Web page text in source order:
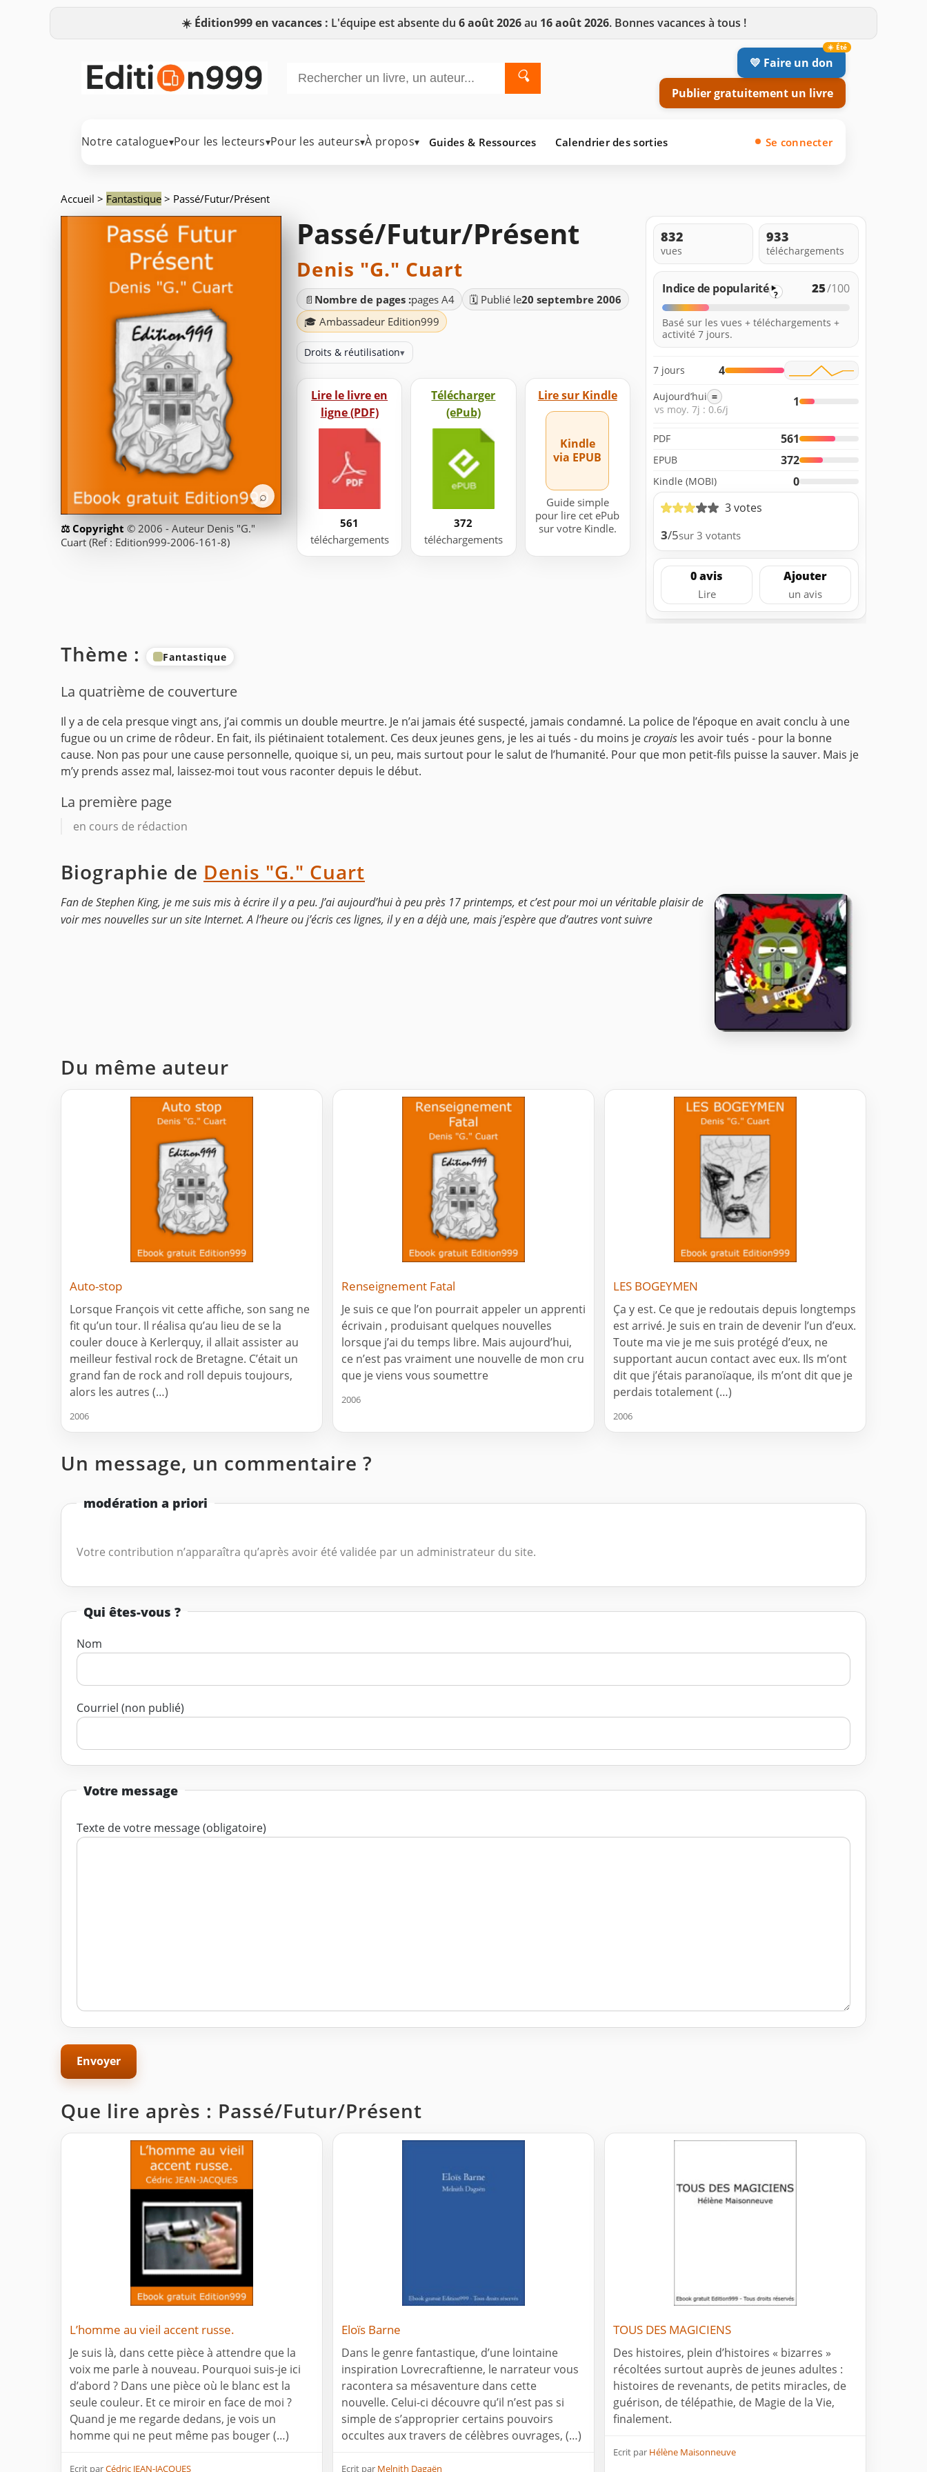
☀️ Édition999 en vacances : L'équipe est absente du 6 août 2026au 16 août 2026. Bonnes vacances à tous !
🔍
💛 Faire un don
Publier gratuitement un livre
Notre catalogue▾Pour les lecteurs▾Pour les auteurs▾À propos▾ Guides & Ressources Calendrier des sorties Se connecter
Accueil > Fantastique > Passé/Futur/Présent
⌕
© 2006 - Auteur Denis "G."
Cuart (Ref : Edition999-2006-161-8)
Passé/Futur/Présent
Denis "G." Cuart
📄 Nombre de pages :pages A4 🗓️ Publié le20 septembre 2006
🎓 Ambassadeur Edition999
Droits & réutilisation▾
Lire le livre en
ligne (PDF)
561
téléchargements
Télécharger
(ePub)
372
téléchargements
Lire sur Kindle
Kindle
via EPUB
Guide simple
pour lire cet ePub
sur votre Kindle.
832
vues
933
téléchargements
Indice de popularité ? 25/100
Basé sur les vues + téléchargements +
activité 7 jours.
7 jours 4
Aujourd’hui =
vs moy. 7j : 0.6/j
1
PDF 561
EPUB 372
Kindle (MOBI)
0
3 votes
3/5sur 3 votants
0 avis
Lire
Ajouter
un avis
Thème : Fantastique
La quatrième de couverture
Il y a de cela presque vingt ans, j’ai commis un double meurtre. Je n’ai jamais été suspecté, jamais condamné. La police de l’époque en avait conclu à une
fugue ou un crime de rôdeur. En fait, ils piétinaient totalement. Ces deux jeunes gens, je les ai tués - du moins jecroyais les avoir tués - pour la bonne
cause. Non pas pour une cause personnelle, quoique si, un peu, mais surtout pour le salut de l’humanité. Pour que mon petit-fils puisse la sauver. Mais je
m’y prends assez mal, laissez-moi tout vous raconter depuis le début.
La première page
en cours de rédaction
Biographie de Denis "G." Cuart
Fan de Stephen King, je me suis mis à écrire il y a peu. J’ai aujourd’hui à peu près 17 printemps, et c’est pour moi un véritable plaisir de
voir mes nouvelles sur un site Internet. A l’heure ou j’écris ces lignes, il y en a déjà une, mais j’espère que d’autres vont suivre
Du même auteur
Auto-stop
Lorsque François vit cette affiche, son sang ne
fit qu’un tour. Il réalisa qu’au lieu de se la
couler douce à Kerlerquy, il allait assister au
meilleur festival rock de Bretagne. C’était un
grand fan de rock and roll depuis toujours,
alors les autres (…)
2006
Renseignement Fatal
Je suis ce que l’on pourrait appeler un apprenti
écrivain , produisant quelques nouvelles
lorsque j’ai du temps libre. Mais aujourd’hui,
ce n’est pas vraiment une nouvelle de mon cru
que je viens vous soumettre
2006
LES BOGEYMEN
Ça y est. Ce que je redoutais depuis longtemps
est arrivé. Je suis en train de devenir l’un d’eux.
Toute ma vie je me suis protégé d’eux, ne
supportant aucun contact avec eux. Ils m’ont
dit que j’étais paranoïaque, ils m’ont dit que je
perdais totalement (…)
2006
Un message, un commentaire ?
modération a priori
Votre contribution n’apparaîtra qu’après avoir été validée par un administrateur du site.
Qui êtes-vous ?
Nom
Courriel (non publié)
Votre message
Texte de votre message (obligatoire)
Que lire après : Passé/Futur/Présent
L’homme au vieil accent russe.
Je suis là, dans cette pièce à attendre que la
voix me parle à nouveau. Pourquoi suis-je ici
d’abord ? Dans une pièce où le blanc est la
seule couleur. Et ce miroir en face de moi ?
Quand je me regarde dedans, je vois un
homme qui ne peut même pas bouger (…)
Ecrit parCédric JEAN-JACQUES
Eloïs Barne
Dans le genre fantastique, d’une lointaine
inspiration Lovrecraftienne, le narrateur vous
racontera sa mésaventure dans cette
nouvelle. Celui-ci découvre qu’il n’est pas si
simple de s’approprier certains pouvoirs
occultes aux travers de célèbres ouvrages, (…)
Ecrit par Melnith Dagaën
TOUS DES MAGICIENS
Des histoires, plein d’histoires « bizarres »
récoltées surtout auprès de jeunes adultes :
histoires de revenants, de petits miracles, de
guérison, de télépathie, de Magie de la Vie,
finalement.
Ecrit par Hélène Maisonneuve